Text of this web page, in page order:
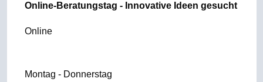
Online-Beratungstag - Innovative Ideen gesucht
Online
Montag - Donnerstag